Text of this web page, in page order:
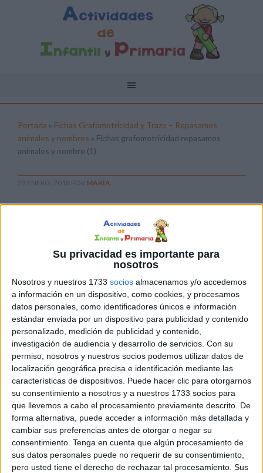
Su privacidad es importante para
nosotros
Nosotros y nuestros 1733 socios almacenamos y/o accedemos
a información en un dispositivo, como cookies, y procesamos
datos personales, como identificadores únicos e información
estándar enviada por un dispositivo para publicidad y contenido
personalizado, medición de publicidad y contenido,
investigación de audiencia y desarrollo de servicios. Con su
permiso, nosotros y nuestros socios podemos utilizar datos de
localización geográfica precisa e identificación mediante las
características de dispositivos. Puede hacer clic para otorgarnos
su consentimiento a nosotros y a nuestros 1733 socios para
que llevemos a cabo el procesamiento previamente descrito. De
forma alternativa, puede acceder a información más detallada y
cambiar sus preferencias antes de otorgar o negar su
consentimiento. Tenga en cuenta que algún procesamiento de
sus datos personales puede no requerir de su consentimiento,
pero usted tiene el derecho de rechazar tal procesamiento. Sus
Portada » Fichas Grafomotricidad y Trazo – Repasamos
animales y nombres » Fichas grafomotricidad repasamos
animales y nombre (1)
23 ENERO, 2018 POR MARÍA
animales y nombre (1)
Pulsa sobre el enlace para descargar el